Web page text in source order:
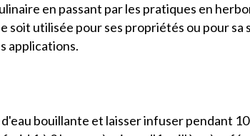
en passant par les pratiques en
utilisée pour ses propriétés ou pour sa
applications.
bouillante et laisser infuser pendant